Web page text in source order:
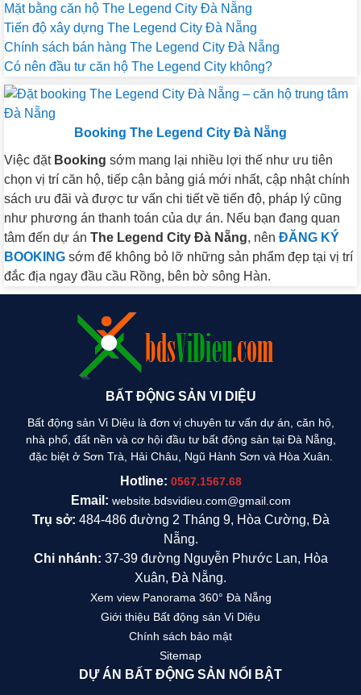
Mặt bằng căn hộ The Legend City Đà Nẵng
Tiến độ xây dựng The Legend City Đà Nẵng
Chính sách bán hàng The Legend City Đà Nẵng
Có nên đầu tư căn hộ The Legend City không?
Booking The Legend City Đà Nẵng
Việc đặt Booking sớm mang lại nhiều lợi thế như ưu tiên
chọn vị trí căn hộ, tiếp cận bảng giá mới nhất, cập nhật chính
sách ưu đãi và được tư vấn chi tiết về tiến độ, pháp lý cũng
như phương án thanh toán của dự án. Nếu bạn đang quan
tâm đến dự án The Legend City Đà Nẵng, nên ĐĂNG KÝ
BOOKING sớm để không bỏ lỡ những sản phẩm đẹp tại vị trí
đắc địa ngay đầu cầu Rồng, bên bờ sông Hàn.
BẤT ĐỘNG SẢN VI DIỆU
Bất động sản Vi Diệu là đơn vị chuyên tư vấn dự án, căn hộ,
nhà phố, đất nền và cơ hội đầu tư bất động sản tại Đà Nẵng,
đặc biệt ở Sơn Trà, Hải Châu, Ngũ Hành Sơn và Hòa Xuân.
Hotline: 0567.1567.68
Email: website.bdsvidieu.com@gmail.com
Trụ sở: 484-486 đường 2 Tháng 9, Hòa Cường, Đà
Nẵng.
Chi nhánh: 37-39 đường Nguyễn Phước Lan, Hòa
Xuân, Đà Nẵng.
Xem view Panorama 360° Đà Nẵng
Giới thiệu Bất động sản Vi Diệu
Chính sách bảo mật
Sitemap
DỰ ÁN BẤT ĐỘNG SẢN NỔI BẬT